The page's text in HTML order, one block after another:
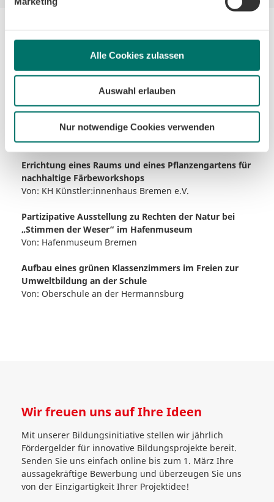
Minimum, um die Seite betreiben zu können.
Alle Cookies zulassen
Auswahl erlauben
Nur notwendige Cookies verwenden
Errichtung eines Insektenhotels für Insekten als
pädagogische Kita-Erfahrung
Von: Kita Lüssum
Errichtung eines Raums und eines Pflanzengartens für
nachhaltige Färbeworkshops
Von: KH Künstler:innenhaus Bremen e.V.
Partizipative Ausstellung zu Rechten der Natur bei
„Stimmen der Weser“ im Hafenmuseum
Von: Hafenmuseum Bremen
Aufbau eines grünen Klassenzimmers im Freien zur
Umweltbildung an der Schule
Von: Oberschule an der Hermannsburg
Wir freuen uns auf Ihre Ideen
Mit unserer Bildungsinitiative stellen wir jährlich
Fördergelder für innovative Bildungsprojekte bereit.
Senden Sie uns einfach online bis zum 1. März Ihre
aussagekräftige Bewerbung und überzeugen Sie uns
von der Einzigartigkeit Ihrer Projektidee!